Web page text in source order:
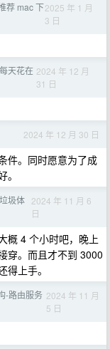
荐 mac 下2025 年 1 月
3 日
天花在 2024 年 12 月
31 日
2024 年 12 月 30 日
件。同时愿意为了成
圾体 2024 年 11 月 6
日
概 4 个小时吧，晚上
穿。而且才不到 3000
上手。
-路由服务 2024 年 11 月
5 日